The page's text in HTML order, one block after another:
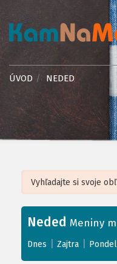
ÚVOD NEDED
+
−
Leaflet| ©OpenStreetMap,
Neded Meniny
Dnes Zajtra